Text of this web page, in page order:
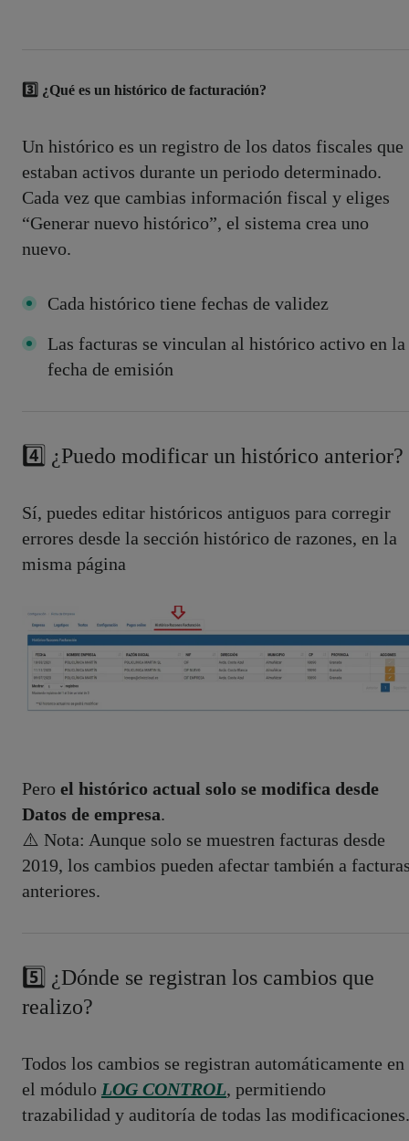
3️⃣ ¿Qué es un histórico de facturación?
Un histórico es un registro de los datos fiscales que
estaban activos durante un periodo determinado.
Cada vez que cambias información fiscal y eliges
“Generar nuevo histórico”, el sistema crea uno
nuevo.
Cada histórico tiene fechas de validez
Las facturas se vinculan al histórico activo en la
fecha de emisión
4️⃣ ¿Puedo modificar un histórico anterior?
Sí, puedes editar históricos antiguos para corregir
errores desde la sección histórico de razones, en la
misma página
Pero el histórico actual solo se modifica desde
Datos de empresa.
⚠️ Nota: Aunque solo se muestren facturas desde
2019, los cambios pueden afectar también a
anteriores.
5️⃣ ¿Dónde se registran los cambios que
realizo?
Todos los cambios se registran automáticamente en
el módulo LOG CONTROL, permitiendo
trazabilidad y auditoría de todas las modificaciones.